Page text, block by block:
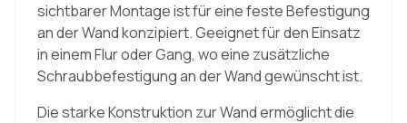
sichtbarer Montage ist für eine feste Befestigung
an der Wand konzipiert. Geeignet für den Einsatz
in einem Flur oder Gang, wo eine zusätzliche
Schraubbefestigung an der Wand gewünscht ist.
Die starke Konstruktion zur Wand ermöglicht die